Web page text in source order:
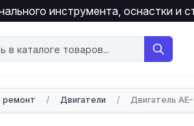
инструмента, оснастки и
ремонт / Двигатели / Двигатель